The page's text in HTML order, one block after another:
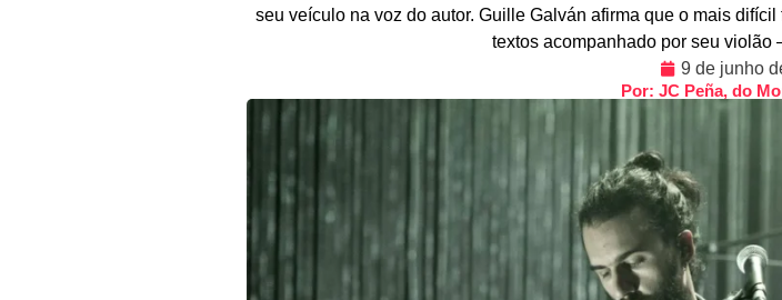
seu veículo na voz do autor. Guille Galván afirma que o mais
textos acompanhado por seu violão
9 de junho
Por: JC Peña, do